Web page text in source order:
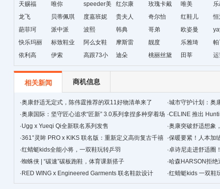
天赐福 唯你
speeder美
国暴龙
红尔康
玫瑰卡戴
尔
唯美
龙飞
贝蒂佩琪 度嘉班妮 贵夫人 奇尔怡 红鞋儿
葩菲珂
派中派 波熙 韩典 哥弟 欧姿曼
快乐玛丽
标致鞋业 阿么女鞋 摩斯雷 靓度 乐雅琦
依利高
伊索
高跟73小
时
迪朵 桃丽丝黛 田莘
相关新闻 商机信息
·奥康舒适无定式，陈伟霆推荐的双11好物清单来了 ·城市守护计划：奥
·奥康国际：坚守匠心追求“匠新” 3.0系列拿捏多种穿着场
景
·CELINE 推出
·Ugg x Yueqi Qi全新联名系列发售 ·奥康突破舒适想象
·361°灵眸 PRO x KIKS 联名版：重新定义高街复古千禧
跑鞋
·保暖要紧！人本加
·红蜻蜓kids全能小将，一双鞋玩转乒羽 ·卓诗尼走进舒适圈
·蜘蛛侠 | “碳速”碳板跑鞋，体育课新搭子 ·哈森HARSON拒绝
· RED WING x Engineered Garments 联名鞋款设计 ·红蜻蜓kids 一双鞋